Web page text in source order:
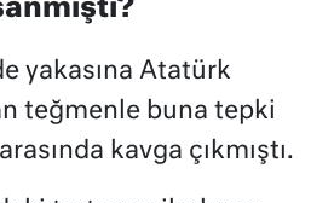
yakasına Atatürk
teğmenle buna tepki
kavga çıkmıştı.